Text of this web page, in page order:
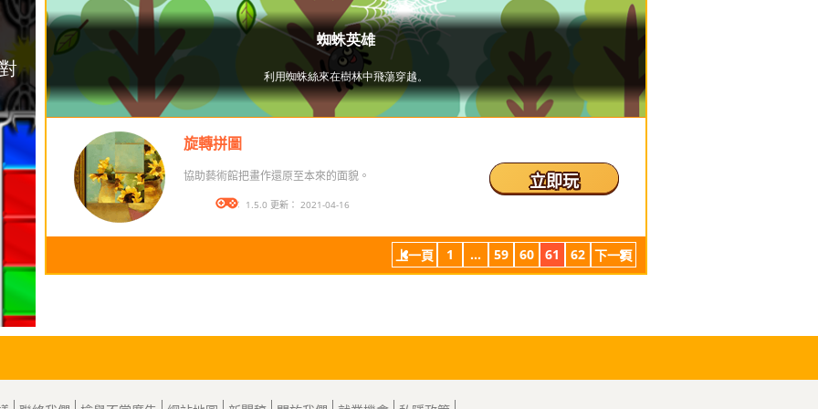
旋轉拼圖
協助藝術館把畫作還原至本來的面貌。
版本： 1.5.0 更新： 2021-04-16
立即玩
上一頁 1 ... 59 60 61 62 下一頁